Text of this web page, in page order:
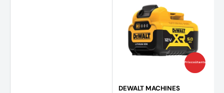
Prix coûtants
DEWALT MACHINES